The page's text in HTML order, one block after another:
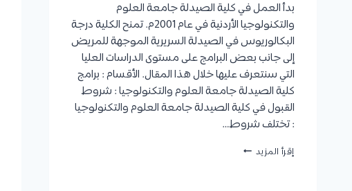
بدأ العمل في كلية الصيدلة جامعة العلوم
والتكنولوجيا الأردنية في عام 2001م. تمنح الكلية درجة
البكالوريوس في الصيدلة السريرية الموجهة للمريض
إلى جانب بعض البرامج على مستوى الدراسات العليا
التي سنتعرف عليها خلال هذا المقال. الأقسام : برامج
كلية الصيدلة جامعة العلوم والتكنولوجيا : شروط
القبول في كلية الصيدلة جامعة العلوم والتكنولوجيا
: تختلف شروط…
إقرأ المزيد كلية